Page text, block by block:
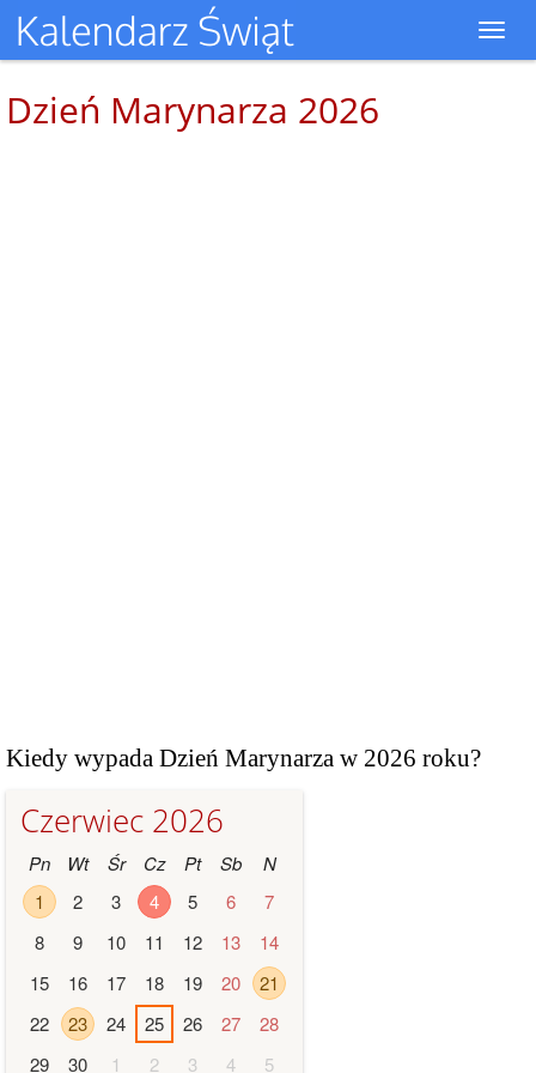
Dzień Marynarza 2026
Kiedy wypada Dzień Marynarza w 2026 roku?
Czerwiec 2026
Pn Wt Śr Cz Pt Sb
N
1
2 3 4 5 6
7
8
9 10 11 12 13
14
15
16 17 18 19 20
21
22
23 24 25 26 27
28
29
30 1 2 3 4 5